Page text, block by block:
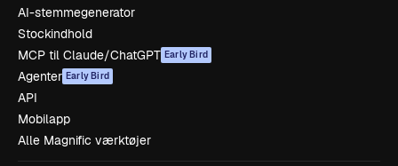
AI-stemmegenerator
Stockindhold
MCP til Claude/ChatGPT Early Bird
Agenter Early Bird
API
Mobilapp
Alle Magnific værktøjer